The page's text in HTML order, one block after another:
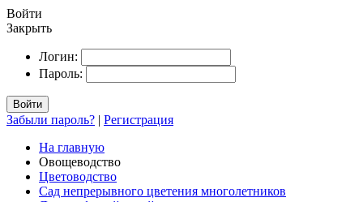
Войти
Закрыть
Логин:
Пароль:
Войти
Забыли пароль? | Регистрация
На главную
Овощеводство
Цветоводство
Сад непрерывного цветения многолетников